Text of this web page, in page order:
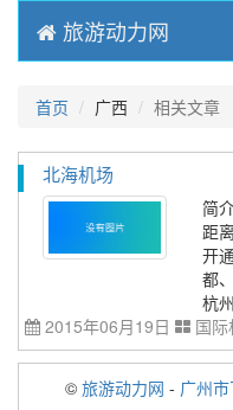
旅游动力网
首页 广西 相关文章
北海机场
简
距
开
都
杭
2015年06月19日
国际
© 旅游动力网 - 广州